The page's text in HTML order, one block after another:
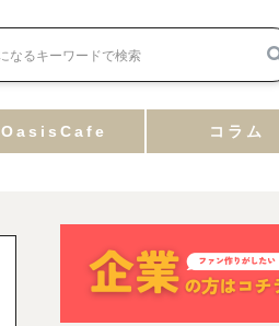
OasisCafe コラム